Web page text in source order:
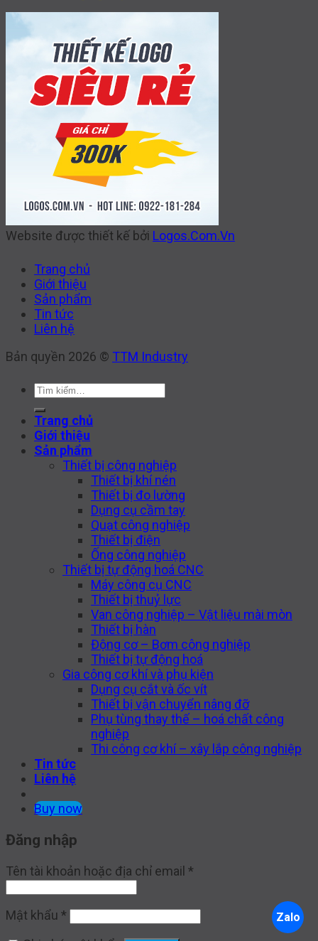
Zalo
Website được thiết kế bởi Logos.Com.Vn
Trang chủ
Giới thiệu
Sản phẩm
Tin tức
Liên hệ
Bản quyền 2026 © TTM Industry
Tìm
Trang chủ
Giới thiệu
Sản phẩm
Thiết bị công nghiệp
Thiết bị khí nén
Thiết bị đo lường
Dụng cụ cầm tay
Quạt công nghiệp
Thiết bị điện
Ống công nghiệp
Thiết bị tự động hoá CNC
Máy công cụ CNC
Thiết bị thuỷ lực
Van công nghiệp – Vật liệu mài mòn
Thiết bị hàn
Động cơ – Bơm công nghiệp
Thiết bị tự động hoá
Gia công cơ khí và phụ kiện
Dụng cụ cắt và ốc vít
Thiết bị vận chuyển nâng đỡ
Phụ tùng thay thế – hoá chất công
nghiệp
Thi công cơ khí – xây lắp công nghiệp
Tin tức
Liên hệ
Buy now
Đăng nhập
Tên tài khoản hoặc địa chỉ email *
Mật khẩu *